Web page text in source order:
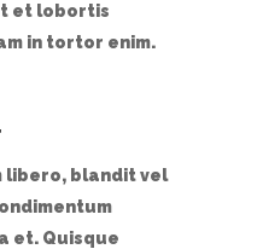
et lobortis
in tortor enim.
libero, blandit vel
et. Quisque